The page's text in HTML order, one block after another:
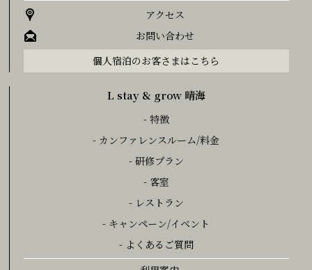
アクセス
お問い合わせ
個人宿泊のお客さまはこちら
L stay & grow 晴海
- 特徴
- カンファレンスルーム/料金
- 研修プラン
- 客室
- レストラン
- キャンペーン/イベント
- よくあるご質問